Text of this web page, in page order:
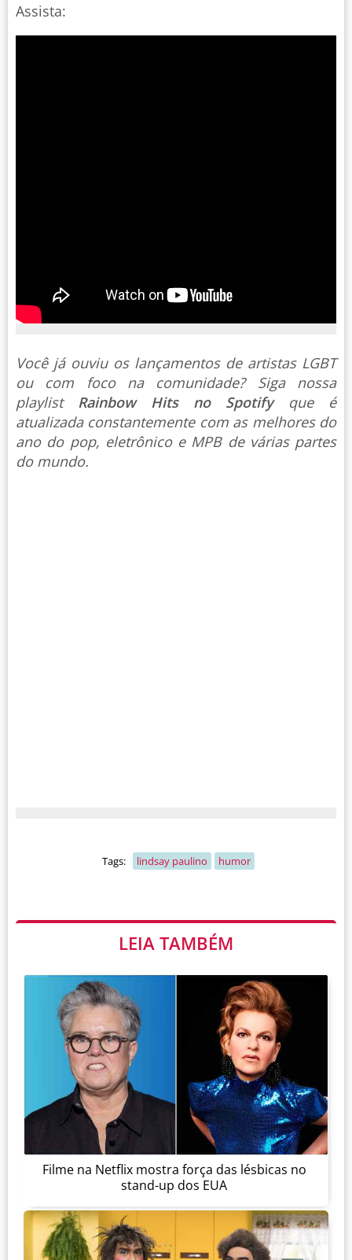
Assista:
Você já ouviu os lançamentos de artistas LGBT
ou com foco na comunidade? Siga nossa
playlist Rainbow Hits no Spotify que é
atualizada constantemente com as melhores do
ano do pop, eletrônico e MPB de várias partes
do mundo.
Tags: lindsay paulino humor
LEIA TAMBÉM
Filme na Netflix mostra força das lésbicas no
stand-up dos EUA